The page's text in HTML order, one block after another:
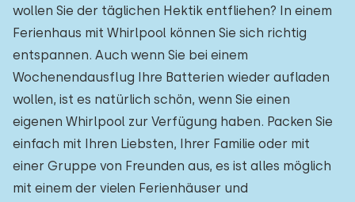
wollen Sie der täglichen Hektik entfliehen? In einem
Ferienhaus mit Whirlpool können Sie sich richtig
entspannen. Auch wenn Sie bei einem
Wochenendausflug Ihre Batterien wieder aufladen
wollen, ist es natürlich schön, wenn Sie einen
eigenen Whirlpool zur Verfügung haben. Packen Sie
einfach mit Ihren Liebsten, Ihrer Familie oder mit
einer Gruppe von Freunden aus, es ist alles möglich
mit einem der vielen Ferienhäuser und